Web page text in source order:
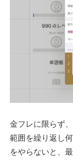
金フレに限らず
範囲を繰り返し
をやらないと、